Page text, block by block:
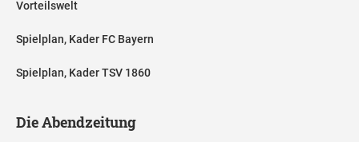
Vorteilswelt
Spielplan, Kader FC Bayern
Spielplan, Kader TSV 1860
Die Abendzeitung